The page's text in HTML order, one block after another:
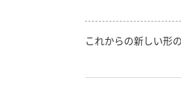
これからの新しい形